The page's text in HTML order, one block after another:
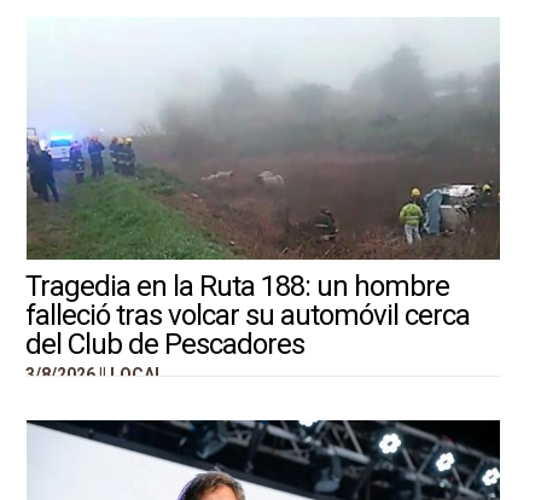
Tragedia en la Ruta 188: un hombre
falleció tras volcar su automóvil cerca
del Club de Pescadores
3/8/2026 || LOCAL